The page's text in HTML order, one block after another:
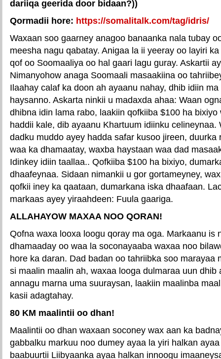
dariiqa geerida door bidaan?))
Qormadii hore: https://somalitalk.com/tag/idris/
Waxaan soo gaarney anagoo banaanka nala tubay
meesha nagu qabatay. Anigaa la ii yeeray oo layiri
qof oo Soomaaliya oo hal gaari lagu guray. Askartii
Nimanyohow anaga Soomaali masaakiina oo
Ilaahay calaf ka doon ah ayaanu nahay, dhib idiin
haysanno. Askarta ninkii u madaxda ahaa: Waan
dhibna idin lama rabo, laakiin qofkiiba $100 ha
haddii kale, dib ayaanu Khartuum idiinku celineynaa.
dadku muddo ayey hadda safar kusoo jireen, duurka
waa ka dhamaatay, waxba haystaan waa dad
Idinkey idiin taallaa.. Qofkiiba $100 ha bixiyo,
dhaafeynaa. Sidaan nimankii u gor gortameyney,
qofkii iney ka qaataan, dumarkana iska dhaafaan.
markaas ayey yiraahdeen: Fuula gaariga.
ALLAHAYOW MAXAA NOO QORAN!
Qofna waxa looxa loogu qoray ma oga. Markaanu is
dhamaaday oo waa la soconayaaba waxaa noo
hore ka daran. Dad badan oo tahriibka soo marayaa
si maalin maalin ah, waxaa looga dulmaraa uun dhib
annagu marna uma suuraysan, laakiin maalinba
kasii adagtahay.
80 KM maalintii oo dhan!
Maalintii oo dhan waxaan soconey wax aan ka
gabbalku markuu noo dumey ayaa la yiri halkan
baabuurtii Liibyaanka ayaa halkan innoogu